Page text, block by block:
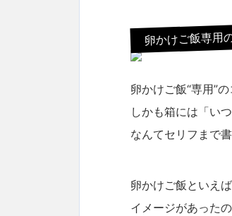
卵かけご飯専用
卵かけご飯“専用”の
しかも箱には「い
なんてセリフまで
卵かけご飯といえ
イメージがあった